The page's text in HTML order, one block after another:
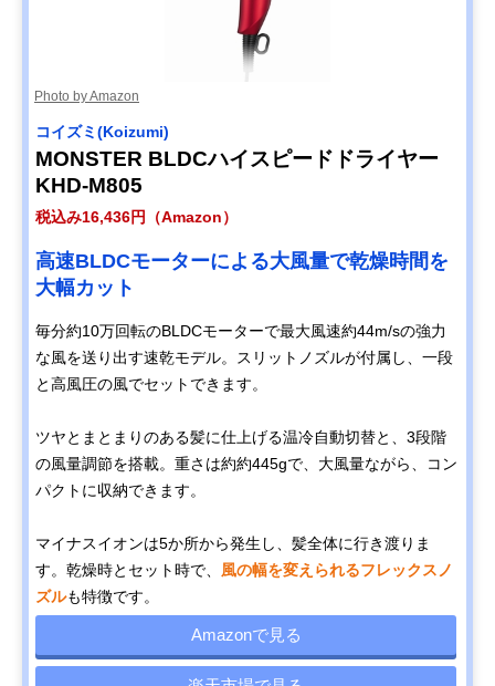
Photo by Amazon
コイズミ(Koizumi)
MONSTER BLDCハイスピードドライヤー
KHD-M805
税込み16,436円（Amazon）
高速BLDCモーターによる大風量で乾燥時間を
大幅カット
毎分約10万回転のBLDCモーターで最大風速約44m/sの強力
な風を送り出す速乾モデル。スリットノズルが付属し、一段
と高風圧の風でセットできます。
ツヤとまとまりのある髪に仕上げる温冷自動切替と、3段階
の風量調節を搭載。重さは約約445gで、大風量ながら、コン
パクトに収納できます。
マイナスイオンは5か所から発生し、髪全体に行き渡りま
す。乾燥時とセット時で、 風の幅を変えられるフレックスノ
ズルも特徴です。
Amazonで見る